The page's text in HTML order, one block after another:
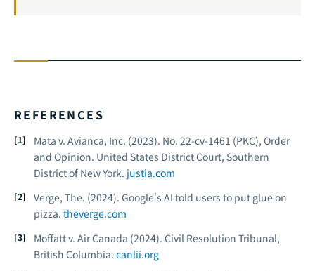
REFERENCES
Mata v. Avianca, Inc. (2023). No. 22-cv-1461 (PKC), Order
and Opinion. United States District Court, Southern
District of New York. justia.com
Verge, The. (2024). Google's AI told users to put glue on
pizza. theverge.com
Moffatt v. Air Canada (2024). Civil Resolution Tribunal,
British Columbia. canlii.org